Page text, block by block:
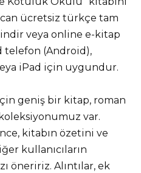
ücretsiz türkçe tam
veya online e-kitap
telefon (Android),
iPad için uygundur.
geniş bir kitap, roman
var.
kitabın özetini ve
kullanıcıların
öneririz. Alıntılar, ek